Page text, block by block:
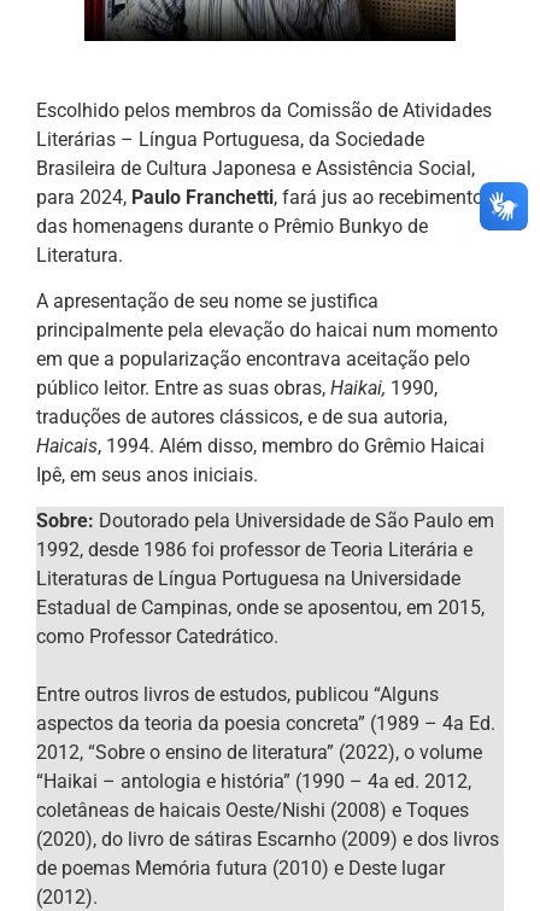
Escolhido pelos membros da Comissão de Atividades
Literárias – Língua Portuguesa, da Sociedade
Brasileira de Cultura Japonesa e Assistência Social,
para 2024, Paulo Franchetti, fará jus ao recebimento
das homenagens durante o Prêmio Bunkyo de
Literatura.
A apresentação de seu nome se justifica
principalmente pela elevação do haicai num momento
em que a popularização encontrava aceitação pelo
público leitor. Entre as suas obras, Haikai, 1990,
traduções de autores clássicos, e de sua autoria,
Haicais, 1994. Além disso, membro do Grêmio Haicai
Ipê, em seus anos iniciais.
Sobre: Doutorado pela Universidade de São Paulo em
1992, desde 1986 foi professor de Teoria Literária e
Literaturas de Língua Portuguesa na Universidade
Estadual de Campinas, onde se aposentou, em 2015,
como Professor Catedrático.
Entre outros livros de estudos, publicou “Alguns
aspectos da teoria da poesia concreta” (1989 – 4a Ed.
2012, “Sobre o ensino de literatura” (2022), o volume
“Haikai – antologia e história” (1990 – 4a ed. 2012,
coletâneas de haicais Oeste/Nishi (2008) e Toques
(2020), do livro de sátiras Escarnho (2009) e dos livros
de poemas Memória futura (2010) e Deste lugar
(2012).